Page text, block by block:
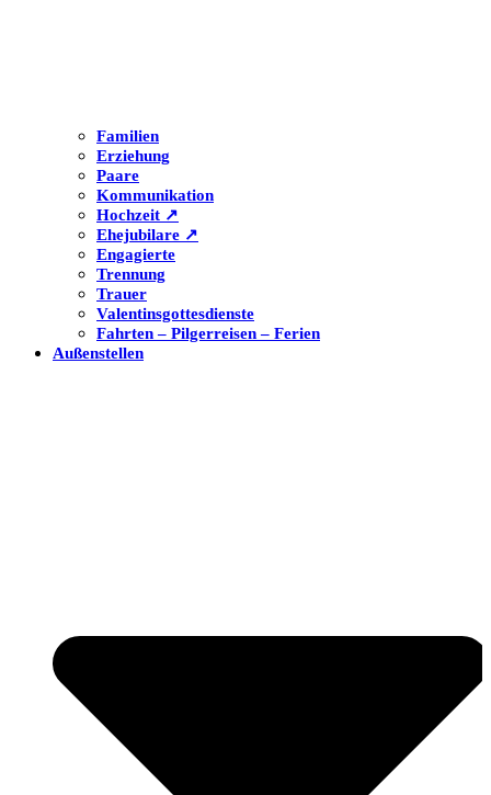
Familien
Erziehung
Paare
Kommunikation
Hochzeit ↗
Ehejubilare ↗
Engagierte
Trennung
Trauer
Valentinsgottesdienste
Fahrten – Pilgerreisen – Ferien
Außenstellen